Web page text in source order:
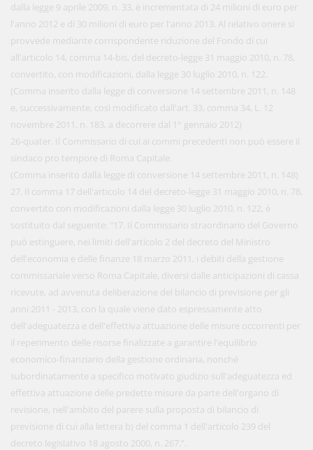
dalla legge 9 aprile 2009, n. 33, è incrementata di 24 milioni di euro per
l'anno 2012 e di 30 milioni di euro per l'anno 2013. Al relativo onere si
provvede mediante corrispondente riduzione del Fondo di cui
all'articolo 14, comma 14-bis, del decreto-legge 31 maggio 2010, n. 78,
convertito, con modificazioni, dalla legge 30 luglio 2010, n. 122.
(Comma inserito dalla legge di conversione 14 settembre 2011, n. 148
e, successivamente, così modificato dall'art. 33, comma 34, L. 12
novembre 2011, n. 183, a decorrere dal 1° gennaio 2012)
26-quater. Il Commissario di cui ai commi precedenti non può essere il
sindaco pro tempore di Roma Capitale.
(Comma inserito dalla legge di conversione 14 settembre 2011, n. 148)
27. Il comma 17 dell'articolo 14 del decreto-legge 31 maggio 2010, n. 78,
convertito con modificazioni dalla legge 30 luglio 2010, n. 122, è
sostituito dal seguente: "17. Il Commissario straordinario del Governo
può estinguere, nei limiti dell'articolo 2 del decreto del Ministro
dell'economia e delle finanze 18 marzo 2011, i debiti della gestione
commissariale verso Roma Capitale, diversi dalle anticipazioni di cassa
ricevute, ad avvenuta deliberazione del bilancio di previsione per gli
anni 2011 - 2013, con la quale viene dato espressamente atto
dell'adeguatezza e dell'effettiva attuazione delle misure occorrenti per
il reperimento delle risorse finalizzate a garantire l'equilibrio
economico-finanziario della gestione ordinaria, nonché
subordinatamente a specifico motivato giudizio sull'adeguatezza ed
effettiva attuazione delle predette misure da parte dell'organo di
revisione, nell'ambito del parere sulla proposta di bilancio di
previsione di cui alla lettera b) del comma 1 dell'articolo 239 del
decreto legislativo 18 agosto 2000, n. 267.”.